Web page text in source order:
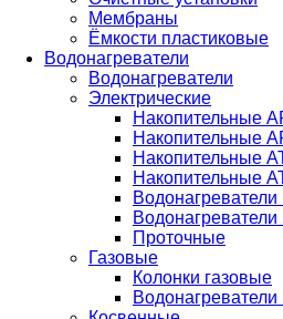
Мембраны
Ёмкости пластиковые
Водонагреватели
Водонагреватели
Электрические
Накопительные
Накопительные
Накопительные
Накопительные
Водонагреватели
Водонагреватели
Проточные
Газовые
Колонки газовые